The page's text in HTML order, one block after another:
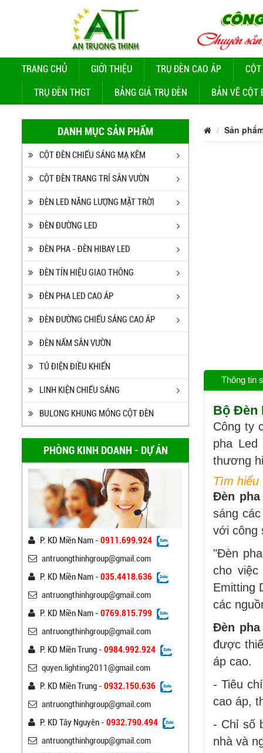
TRANG CHỦ GIỚI THIỆU TRỤ ĐÈN CAO ÁP
TRỤ ĐÈN THGT BẢNG GIÁ TRỤ ĐÈN BẢN VẼ CỘT
DANH MỤC SẢN PHẨM
CỘT ĐÈN CHIẾU SÁNG MẠ KẼM
CỘT ĐÈN TRANG TRÍ SÂN VƯỜN
ĐÈN LED NĂNG LƯỢNG MẶT TRỜI
ĐÈN ĐƯỜNG LED
ĐÈN PHA - ĐÈN HIBAY LED
ĐÈN TÍN HIỆU GIAO THÔNG
ĐÈN PHA LED CAO ÁP
ĐÈN ĐƯỜNG CHIẾU SÁNG CAO ÁP
ĐÈN NẤM SÂN VƯỜN
TỦ ĐIỆN ĐIỀU KHIỂN
LINH KIỆN CHIẾU SÁNG
BULONG KHUNG MÓNG CỘT ĐÈN
PHÒNG KINH DOANH - DỰ ÁN
P. KD Miền Nam - 0911.699.924
antruongthinhgroup@gmail.com
P. KD Miền Nam - 035.4418.636
antruongthinhgroup@gmail.com
P. KD Miền Nam - 0769.815.799
antruongthinhgroup@gmail.com
P. KD Miền Trung - 0984.992.924
quyen.lighting2011@gmail.com
P. KD Miền Trung - 0932.150.636
antruongthinhgroup@gmail.com
P. KD Tây Nguyên - 0932.790.494
antruongthinhgroup@gmail.com
Cột Đèn Cao Áp Tròn Côn
Cần Đơn Kiểu Đẹp
Trụ Đèn Chiếu Sáng Cao
Áp Tròn Côn Cần Đôi Kiểu
K212
Liên hệ
Philips 100W, 150W,
120W ATT
Liên hệ
Đèn Đường Led Chiếu
Sáng 100W 150W Philips
Liên hệ
Sản
Thông tin
Bộ Đèn
Công ty
pha
thương
Tìm
Đèn
sáng
với công
"Đèn
cho
Emitting
các
Đèn
được
áp cao.
- Tiêu
cao áp,
- Chỉ số
nhà và